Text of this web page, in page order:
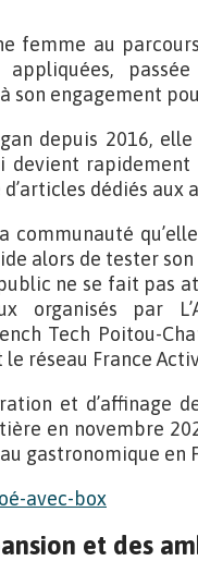
femme au
son engagement
depuis 2016,
devient
dédiés aux
communauté
alors de tester
ne se fait pas
organisés par
Tech Poitou-
réseau France
et d’affinage
en novembre
gastronomique en
et des